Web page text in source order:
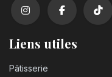
Liens utiles
Pâtisserie